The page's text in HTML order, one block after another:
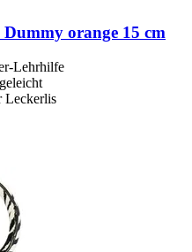
orange 15 cm
Lehrhilfe
Leckerlis